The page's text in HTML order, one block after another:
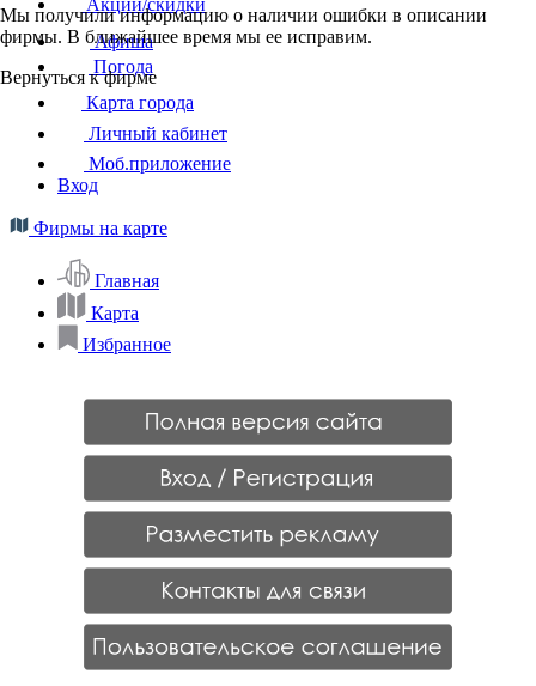
Мы получили информацию о наличии ошибки в описании
фирмы. В ближайшее время мы ее исправим.
Вернуться к фирме
Афиша
Погода
Карта города
Личный кабинет
Моб.приложение
Вход
Фирмы на карте
Главная
Карта
Избранное